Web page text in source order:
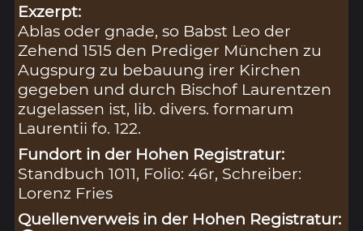
Exzerpt:
Ablas oder gnade, so Babst Leo der
Zehend 1515 den Prediger München zu
Augspurg zu bebauung irer Kirchen
gegeben und durch Bischof Laurentzen
zugelassen ist, lib. divers. formarum
Laurentii fo. 122.
Fundort in der Hohen Registratur:
Standbuch 1011, Folio: 46r, Schreiber:
Lorenz Fries
Quellenverweis in der Hohen Registratur: